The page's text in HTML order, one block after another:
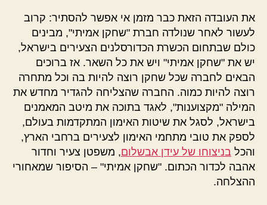
את העובדה הזאת כבר מזמן אי אפשר להסתיר: קרוב
לעשור לאחר שנולדה חברת "שחקן אמיתי", מבינים
כולם שבתחום הכשרת הכדורסלנים הצעירים בישראל,
יש את "שחקן אמיתי" ויש את כל השאר. אז ברוכים
הבאים לחברה שכל שחקן רוצה להיות בה וכל מתחרה
רוצה להיות כמוה. החברה שהצליחה להגדיר מחדש את
המילה "מקצוענות", לאגד בתוכה את מיטב המאמנים
בישראל, לסגל את שיטות האימון המתקדמות בעולם,
לספק את טובי מתחמי האימון לצעירים ברחבי הארץ,
והכל בניצוחו של עידן אבשלום, משפטן צעיר וחדור
אהבה לכדור הכתום. "שחקן אמיתי" – הסיפור שמאחורי
ההצלחה.